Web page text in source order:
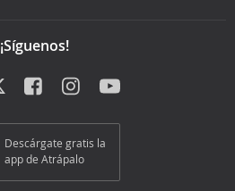
¡Síguenos!
Descárgate gratis la
app de Atrápalo